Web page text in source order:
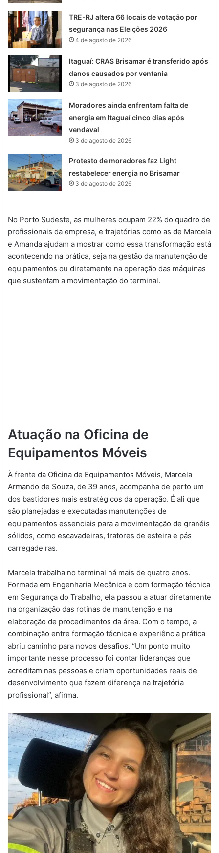
TRE-RJ altera 66 locais de votação por
segurança nas Eleições 2026
4 de agosto de 2026
Itaguaí: CRAS Brisamar é transferido após
danos causados por ventania
3 de agosto de 2026
Moradores ainda enfrentam falta de
energia em Itaguaí cinco dias após
vendaval
3 de agosto de 2026
Protesto de moradores faz Light
restabelecer energia no Brisamar
3 de agosto de 2026
No Porto Sudeste, as mulheres ocupam 22% do quadro de
profissionais da empresa, e trajetórias como as de Marcela
e Amanda ajudam a mostrar como essa transformação está
acontecendo na prática, seja na gestão da manutenção de
equipamentos ou diretamente na operação das máquinas
que sustentam a movimentação do terminal.
Atuação na Oficina de
Equipamentos Móveis
À frente da Oficina de Equipamentos Móveis, Marcela
Armando de Souza, de 39 anos, acompanha de perto um
dos bastidores mais estratégicos da operação. É ali que
são planejadas e executadas manutenções de
equipamentos essenciais para a movimentação de granéis
sólidos, como escavadeiras, tratores de esteira e pás
carregadeiras.
Marcela trabalha no terminal há mais de quatro anos.
Formada em Engenharia Mecânica e com formação técnica
em Segurança do Trabalho, ela passou a atuar diretamente
na organização das rotinas de manutenção e na
elaboração de procedimentos da área. Com o tempo, a
combinação entre formação técnica e experiência prática
abriu caminho para novos desafios. “Um ponto muito
importante nesse processo foi contar lideranças que
acreditam nas pessoas e criam oportunidades reais de
desenvolvimento que fazem diferença na trajetória
profissional”, afirma.